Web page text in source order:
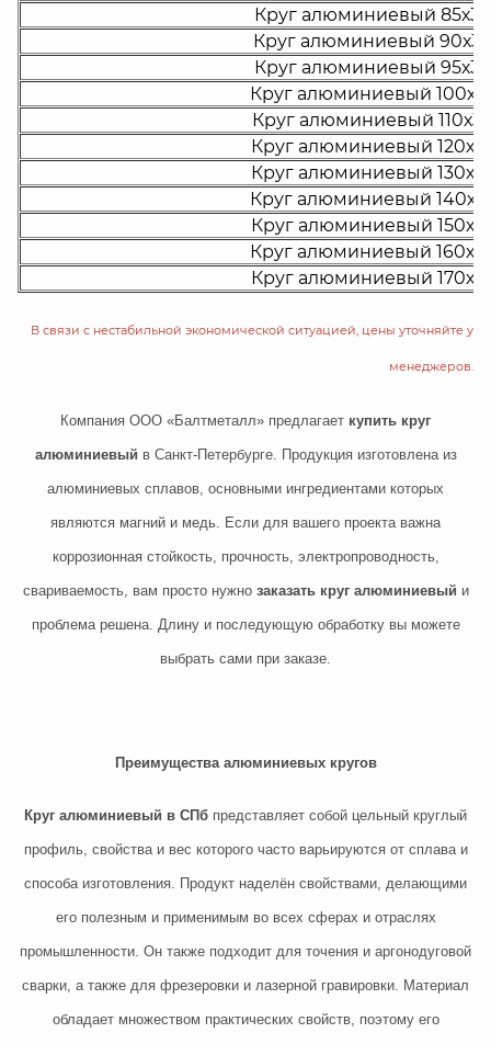
Круг алюминиевый
Круг алюминиевый
Круг алюминиевый
Круг алюминиевый
Круг алюминиевый
Круг алюминиевый
Круг алюминиевый
Круг алюминиевый
Круг алюминиевый
Круг алюминиевый
Круг алюминиевый
В связи с нестабильной экономической ситуацией, цены уточняйте у
менеджеров.
Компания ООО «Балтметалл» предлагает купить круг
алюминиевый в Санкт-Петербурге. Продукция изготовлена ​​из
алюминиевых сплавов, основными ингредиентами которых
являются магний и медь. Если для вашего проекта важна
коррозионная стойкость, прочность, электропроводность,
свариваемость, вам просто нужнозаказать круг алюминиевый и
проблема решена. Длину и последующую обработку вы можете
выбрать сами при заказе.
Преимущества алюминиевых кругов
Круг алюминиевый в СПб представляет собой цельный круглый
профиль, свойства и вес которого часто варьируются от сплава и
способа изготовления. Продукт наделён свойствами, делающими
его полезным и применимым во всех сферах и отраслях
промышленности. Он также подходит для точения и аргонодуговой
сварки, а также для фрезеровки и лазерной гравировки. Материал
обладает множеством практических свойств, поэтому его